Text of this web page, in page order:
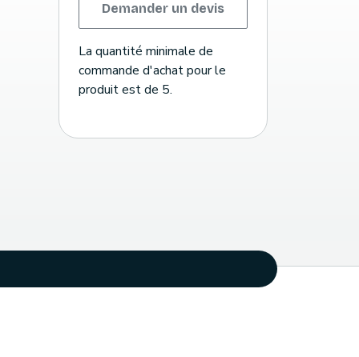
Demander un devis
La quantité minimale de
commande d'achat pour le
produit est de 5.